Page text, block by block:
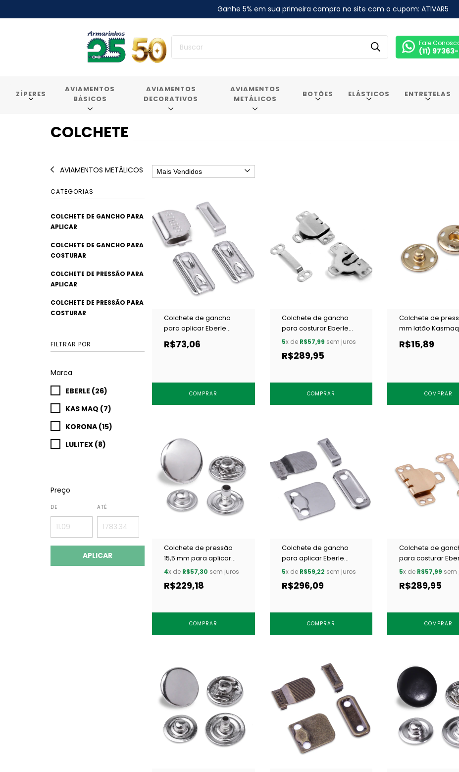
Ganhe 5% em sua primeira compra no site com o cupom: ATIVAR5
Fale
(11) 97363-
ZÍPERES
AVIAMENTOS
BÁSICOS
AVIAMENTOS
DECORATIVOS
AVIAMENTOS
METÁLICOS
BOTÕES ELÁSTICOS ENTRETELAS
COLCHETE
AVIAMENTOS METÁLICOS
CATEGORIAS
COLCHETE DE GANCHO PARA
APLICAR
COLCHETE DE GANCHO PARA
COSTURAR
COLCHETE DE PRESSÃO PARA
APLICAR
COLCHETE DE PRESSÃO PARA
COSTURAR
FILTRAR POR
Marca
EBERLE (26)
KAS MAQ (7)
KORONA (15)
LULITEX (8)
Preço
DE ATÉ
APLICAR
Colchete de gancho
para aplicar Eberle
CC8.885.11.F NIQ c/ 200
un
R$73,06
COMPRAR
Colchete de gancho
para costurar Eberle
CC8.893.9.L NIQ c/ 200
5x de R$57,99 sem juros
R$289,95
COMPRAR
Colchete de
mm latão Kasmaq
17 dourado c/ 24 un
R$15,89
COMPRAR
Colchete de pressão
15,5 mm para aplicar
Eberle
c/ 250 un
4x de R$57,30 sem juros
R$229,18
COMPRAR
Colchete de gancho
para aplicar Eberle
CC8.891.9.L NIQ c/ 200 un
5x de R$59,22 sem juros
R$296,09
COMPRAR
Colchete de
para costurar
CC8.893.9.L
5x de R$57,99 sem
R$289,95
COMPRAR